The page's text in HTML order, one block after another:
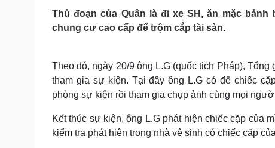
Pháp luật
Vụ án
Quân sự - Quốc phòng
Vũ khí
Sức khỏe
Dinh dưỡng - món ngon
Sản phụ khoa
Đời sống
Nhà đẹp
Tình yêu - Gia đình
Thủ đoạn của Quân là đi xe SH, ăn mặc
chung cư cao cấp để trộm cắp tài sản.
Theo đó, ngày 20/9 ông L.G (quốc tịch Pháp),
tham gia sự kiện. Tại đây ông L.G có để chiếc
phòng sự kiện rồi tham gia chụp ảnh cùng mọi
Kết thúc sự kiện, ông L.G phát hiện chiếc cặp của
kiểm tra phát hiện trong nhà vệ sinh có chiếc cặp